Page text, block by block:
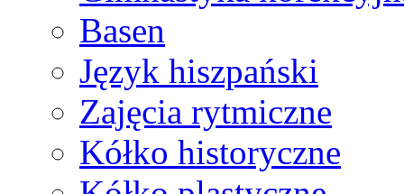
Basen
Język hiszpański
Zajęcia rytmiczne
Kółko historyczne